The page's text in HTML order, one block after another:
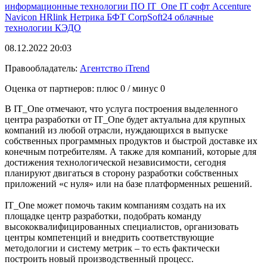
информационные технологии ПО IT_One IT софт Accenture
Navicon HRlink Нетрика БФТ CorpSoft24 облачные
технологии КЭДО
08.12.2022 20:03
Правообладатель: Агентство iTrend
Оценка от партнеров: плюс 0 / минус 0
В IT_One отмечают, что услуга построения выделенного
центра разработки от IT_One будет актуальна для крупных
компаний из любой отрасли, нуждающихся в выпуске
собственных программных продуктов и быстрой доставке их
конечным потребителям. А также для компаний, которые для
достижения технологической независимости, сегодня
планируют двигаться в сторону разработки собственных
приложений «с нуля» или на базе платформенных решений.
IT_One может помочь таким компаниям создать на их
площадке центр разработки, подобрать команду
высококвалифицированных специалистов, организовать
центры компетенций и внедрить соответствующие
методологии и систему метрик – то есть фактически
построить новый производственный процесс.